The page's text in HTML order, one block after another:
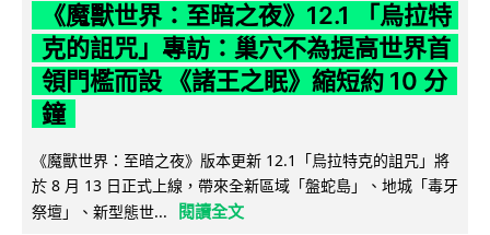
《魔獸世界：至暗之夜》12.1 「烏拉特
克的詛咒」專訪：巢穴不為提高世界首
領門檻而設 《諸王之眠》縮短約 10 分
鐘
《魔獸世界：至暗之夜》版本更新 12.1「烏拉特克的詛咒」將
於 8 月 13 日正式上線，帶來全新區域「盤蛇島」、地城「毒牙
祭壇」、新型態世...
閱讀全文